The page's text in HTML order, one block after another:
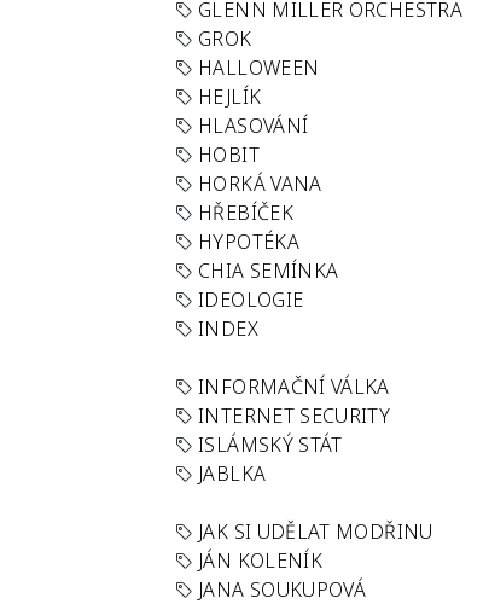
GLENN MILLER ORCHESTRA
GROK
HALLOWEEN
HEJLÍK
HLASOVÁNÍ
HOBIT
HORKÁ VANA
HŘEBÍČEK
HYPOTÉKA
CHIA SEMÍNKA
IDEOLOGIE
INDEX
INFORMAČNÍ VÁLKA
INTERNET SECURITY
ISLÁMSKÝ STÁT
JABLKA
JAK SI UDĚLAT MODŘINU
JÁN KOLENÍK
JANA SOUKUPOVÁ